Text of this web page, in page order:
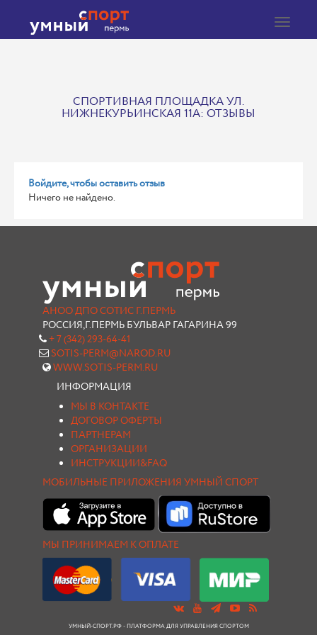
Toggle
СПОРТИВНАЯ ПЛОЩАДКА УЛ.
НИЖНЕКУРЬИНСКАЯ 11А: ОТЗЫВЫ
Войдите, чтобы оставить отзыв
Ничего не найдено.
АНОО ДПО СОТИС Г.ПЕРМЬ
РОССИЯ,Г.ПЕРМЬ БУЛЬВАР ГАГАРИНА 99
+ 7 (342) 293-64-41
SOTIS-PERM@NAROD.RU
WWW.SOTIS-PERM.RU
ИНФОРМАЦИЯ
МЫ В КОНТАКТЕ
ДОГОВОР ОФЕРТЫ
ПАРТНЕРАМ
ОРГАНИЗАЦИИ
ИНСТРУКЦИИ&FAQ
МОБИЛЬНЫЕ ПРИЛОЖЕНИЯ УМНЫЙ СПОРТ
МЫ ПРИНИМАЕМ К ОПЛАТЕ
УМНЫЙ-СПОРТ.РФ - ПЛАТФОРМА ДЛЯ УПРАВЛЕНИЯ СПОРТОМ